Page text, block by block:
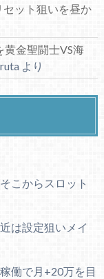
セット狙いを昼か
黄金聖闘士VS海
より
こからスロット
は設定狙いメイ
働で月+20万を目